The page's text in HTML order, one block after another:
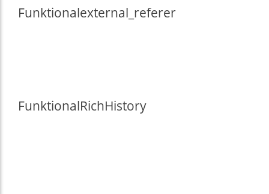
Funktionalexternal_referer
FunktionalRichHistory